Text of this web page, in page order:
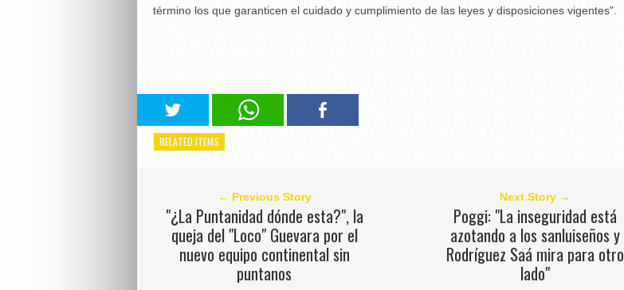
término los que garanticen el cuidado y cumplimiento de las leyes y disposiciones vigentes".
RELATED ITEMS
← Previous Story
"¿La Puntanidad dónde esta?", la
queja del "Loco" Guevara por el
nuevo equipo continental sin
puntanos
Next Story →
Poggi: "La inseguridad está
azotando a los sanluiseños y
Rodríguez Saá mira para otro
lado"